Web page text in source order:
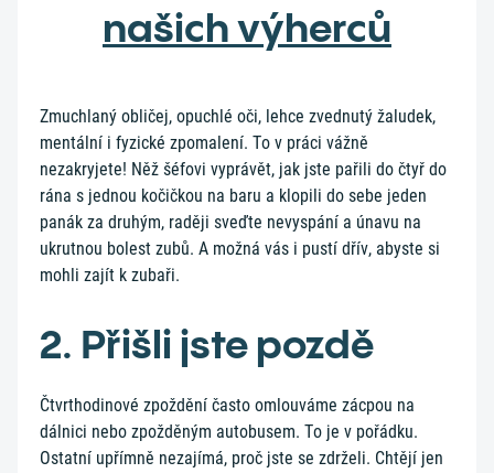
našich výherců
Zmuchlaný obličej, opuchlé oči, lehce zvednutý žaludek,
mentální i fyzické zpomalení. To v práci vážně
nezakryjete! Něž šéfovi vyprávět, jak jste pařili do čtyř do
rána s jednou kočičkou na baru a klopili do sebe jeden
panák za druhým, raději sveďte nevyspání a únavu na
ukrutnou bolest zubů. A možná vás i pustí dřív, abyste si
mohli zajít k zubaři.
2. Přišli jste pozdě
Čtvrthodinové zpoždění často omlouváme zácpou na
dálnici nebo zpožděným autobusem. To je v pořádku.
Ostatní upřímně nezajímá, proč jste se zdrželi. Chtějí jen